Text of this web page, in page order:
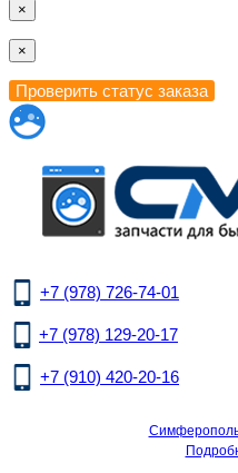
×
×
+7 (978) 726-74-01
+7 (978) 129-20-17
+7 (910) 420-20-16
Симферополь